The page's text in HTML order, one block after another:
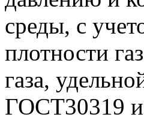
среды, с
плотности
газа,
ГОСТ30319